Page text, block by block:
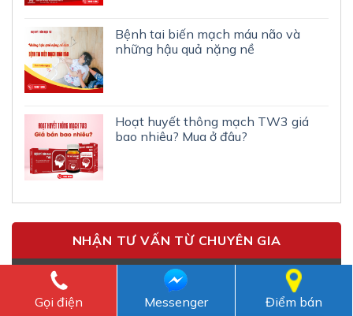
Bệnh tai biến mạch máu não và
những hậu quả nặng nề
Hoạt huyết thông mạch TW3 giá
bao nhiêu? Mua ở đâu?
NHẬN TƯ VẤN TỪ CHUYÊN GIA
Gọi điện Messenger Điểm bán